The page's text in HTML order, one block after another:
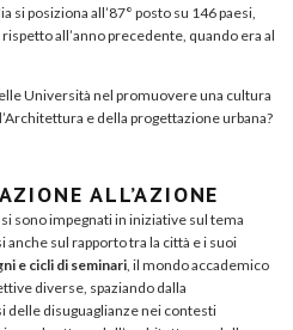
si posiziona all’87° posto su 146 paesi,
all’anno precedente, quando era al
Università nel promuovere una cultura
e della progettazione urbana?
ALL’AZIONE
sono impegnati in iniziative sul tema
sul rapporto tra la città e i suoi
e cicli di seminari , il mondo accademico
diverse, spaziando dalla
delle disuguaglianze nei contesti